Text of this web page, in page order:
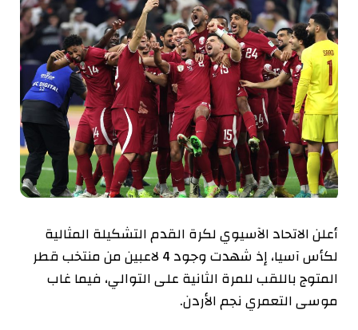
أعلن الاتحاد الآسيوي لكرة القدم التشكيلة المثالية
لكأس آسيا، إذ شهدت وجود 4 لاعبين من منتخب قطر
المتوج باللقب للمرة الثانية على التوالي، فيما غاب
موسى التعمري نجم الأردن.